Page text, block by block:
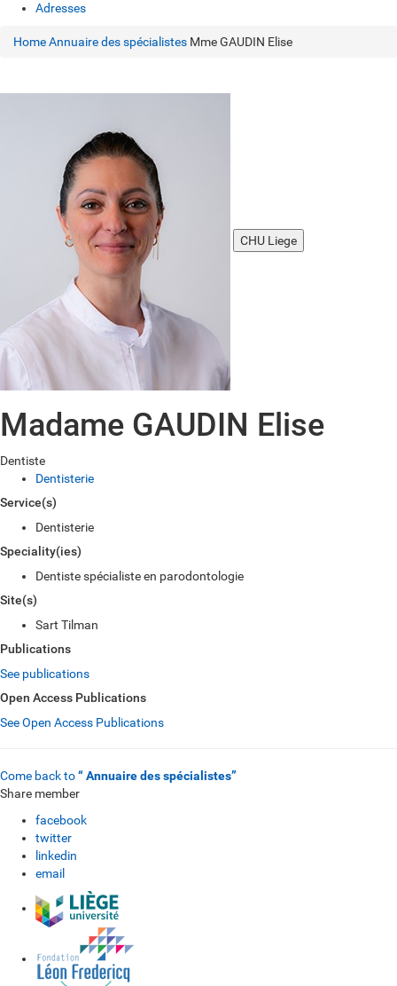
Adresses
HomeAnnuaire des spécialistes Mme GAUDIN Elise
CHU Liege
Madame GAUDIN Elise
Dentiste
Dentisterie
Service(s)
Dentisterie
Speciality(ies)
Dentiste spécialiste en parodontologie
Site(s)
Sart Tilman
Publications
See publications
Open Access Publications
See Open Access Publications
Come back to“ Annuaire des spécialistes”
Share member
facebook
twitter
linkedin
email